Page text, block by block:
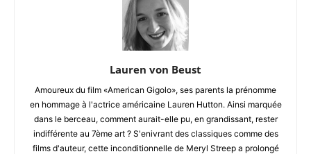
Lauren von Beust
Amoureux du film «American Gigolo», ses parents la prénomme
en hommage à l'actrice américaine Lauren Hutton. Ainsi marquée
dans le berceau, comment aurait-elle pu, en grandissant, rester
indifférente au 7ème art ? S'enivrant des classiques comme des
films d'auteur, cette inconditionnelle de Meryl Streep a prolongé